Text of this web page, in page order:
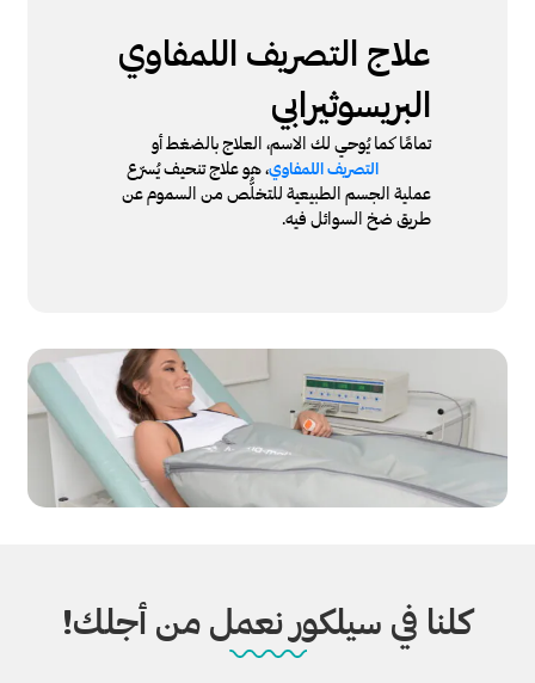
علاج التصريف اللمفاوي
البريسوثيرابي
تمامًا كما يُوحي لك الاسم، العلاج بالضغط أو
التصريف اللمفاوي، هو علاج تنحيف يُسرّع
عملية الجسم الطبيعية للتخلُّص من السموم عن
طريق ضخ السوائل فيه.
كلنا في سيلكور نعمل من أجلك!